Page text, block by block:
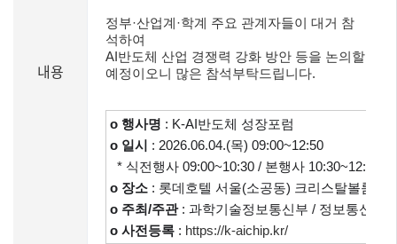
내용
정부·산업계·학계 주요 관계자들이 대거 참
석하여
AI반도체 산업 경쟁력 강화 방안 등을 논의할
예정이오니 많은 참석부탁드립니다.
o 행사명 : K-AI반도체 성장포럼
o 일시
: 2026.06.04.(목) 09:00~12:50
* 식전행사 09:00~10:30 / 본행사 10:30~12:50
o 장소 : 롯데호텔 서울(소공동) 크리스탈볼룸
o 주최/주관: 과학기술정보통신부 / 정보통신산
o 사전등록 : https://k-aichip.kr/